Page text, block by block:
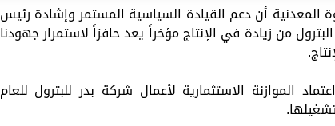
المعدنية أن دعم القيادة السياسية المستمر وإشادة رئيس
من زيادة في الإنتاج مؤخراً يعد حافزاً لاستمرار جهودنا
الموازنة الاستثمارية لأعمال شركة بدر للبترول للعام